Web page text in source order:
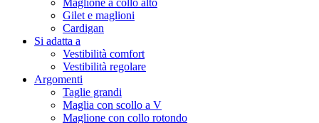
Maglione a collo alto
Gilet e maglioni
Cardigan
Si adatta a
Vestibilità comfort
Vestibilità regolare
Argomenti
Taglie grandi
Maglia con scollo a V
Maglione con collo rotondo